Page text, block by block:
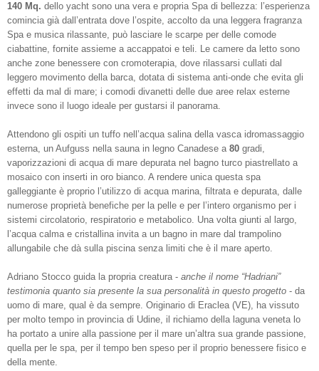
140 Mq. dello yacht sono una vera e propria Spa di bellezza: l’esperienza
comincia già dall’entrata dove l’ospite, accolto da una leggera fragranza
Spa e musica rilassante, può lasciare le scarpe per delle comode
ciabattine, fornite assieme a accappatoi e teli. Le camere da letto sono
anche zone benessere con cromoterapia, dove rilassarsi cullati dal
leggero movimento della barca, dotata di sistema anti-onde che evita gli
effetti da mal di mare; i comodi divanetti delle due aree relax esterne
invece sono il luogo ideale per gustarsi il panorama.
Attendono gli ospiti un tuffo nell’acqua salina della vasca idromassaggio
esterna, un Aufguss nella sauna in legno Canadese a 80 gradi,
vaporizzazioni di acqua di mare depurata nel bagno turco piastrellato a
mosaico con inserti in oro bianco. A rendere unica questa spa
galleggiante è proprio l’utilizzo di acqua marina, filtrata e depurata, dalle
numerose proprietà benefiche per la pelle e per l’intero organismo per i
sistemi circolatorio, respiratorio e metabolico. Una volta giunti al largo,
l’acqua calma e cristallina invita a un bagno in mare dal trampolino
allungabile che dà sulla piscina senza limiti che è il mare aperto.
Adriano Stocco guida la propria creatura - anche il nome “Hadriani”
testimonia quanto sia presente la sua personalità in questo progetto - da
uomo di mare, qual è da sempre. Originario di Eraclea (VE), ha vissuto
per molto tempo in provincia di Udine, il richiamo della laguna veneta lo
ha portato a unire alla passione per il mare un’altra sua grande passione,
quella per le spa, per il tempo ben speso per il proprio benessere fisico e
della mente.